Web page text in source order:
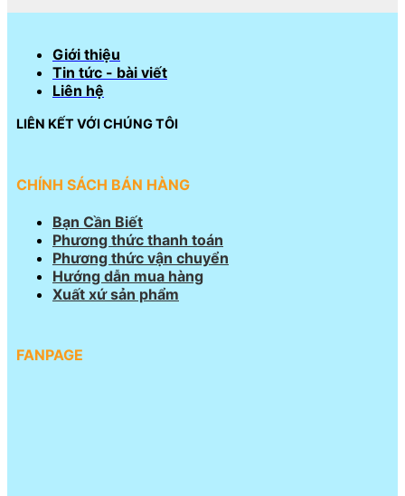
Giới thiệu
Tin tức - bài viết
Liên hệ
LIÊN KẾT VỚI CHÚNG TÔI
CHÍNH SÁCH BÁN HÀNG
Bạn Cần Biết
Phương thức thanh toán
Phương thức vận chuyển
Hướng dẫn mua hàng
Xuất xứ sản phẩm
FANPAGE